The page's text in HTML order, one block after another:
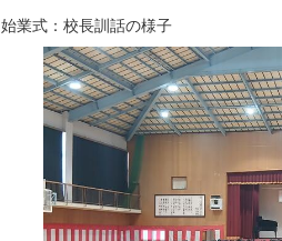
始業式：校長訓話の様子